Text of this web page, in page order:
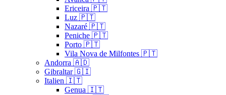
Ericeira 🇵🇹
Luz 🇵🇹
Nazaré 🇵🇹
Peniche 🇵🇹
Porto 🇵🇹
Vila Nova de Milfontes 🇵🇹
Andorra 🇦🇩
Gibraltar 🇬🇮
Italien 🇮🇹
Genua 🇮🇹